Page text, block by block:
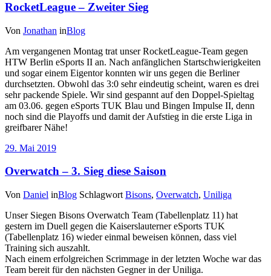
RocketLeague – Zweiter Sieg
Von Jonathan inBlog
Am vergangenen Montag trat unser RocketLeague-Team gegen
HTW Berlin eSports II an. Nach anfänglichen Startschwierigkeiten
und sogar einem Eigentor konnten wir uns gegen die Berliner
durchsetzten. Obwohl das 3:0 sehr eindeutig scheint, waren es drei
sehr packende Spiele. Wir sind gespannt auf den Doppel-Spieltag
am 03.06. gegen eSports TUK Blau und Bingen Impulse II, denn
noch sind die Playoffs und damit der Aufstieg in die erste Liga in
greifbarer Nähe!
29. Mai 2019
Overwatch – 3. Sieg diese Saison
Von Daniel inBlog Schlagwort Bisons, Overwatch, Uniliga
Unser Siegen Bisons Overwatch Team (Tabellenplatz 11) hat
gestern im Duell gegen die Kaiserslauterner eSports TUK
(Tabellenplatz 16) wieder einmal beweisen können, dass viel
Training sich auszahlt.
Nach einem erfolgreichen Scrimmage in der letzten Woche war das
Team bereit für den nächsten Gegner in der Uniliga.